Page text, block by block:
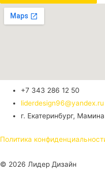
+7 343 286 12 50
liderdesign96@yandex.ru
г. Екатеринбург,
Политика
© 2026 Лидер Дизайн